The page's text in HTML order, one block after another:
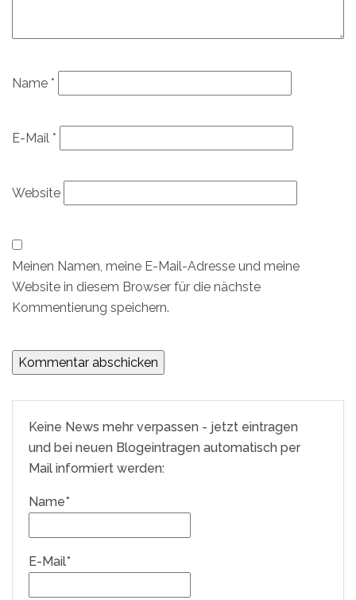
Name *
E-Mail *
Website
Meinen Namen, meine E-Mail-Adresse und meine
Website in diesem Browser für die nächste
Kommentierung speichern.
Keine News mehr verpassen - jetzt eintragen
und bei neuen Blogeintragen automatisch per
Mail informiert werden:
Name*
E-Mail*